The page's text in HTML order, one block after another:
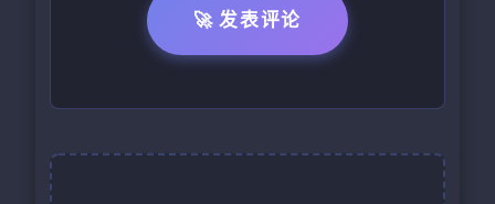
🚀 发表评论